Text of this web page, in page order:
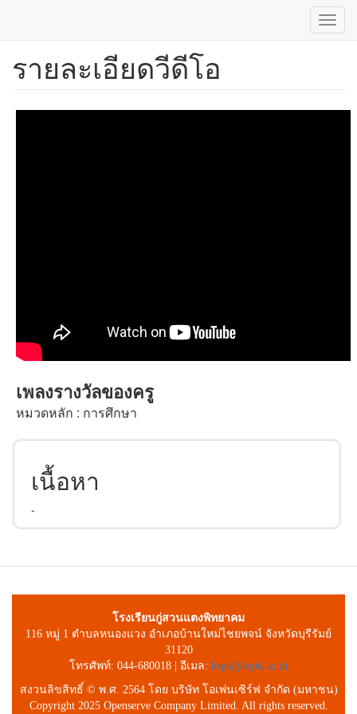
ข้าม
เนื้อหา
รายละเอียดวีดีโอ
เพลงรางวัลของครู
หมวดหลัก : การศึกษา
เนื้อหา
-
โรงเรียนกู่สวนแตงพิทยาคม
116 หมู่ 1 ตำบลหนองแวง อำเภอบ้านใหม่ไชยพจน์ จังหวัดบุรีรัมย์
31120
โทรศัพท์: 044-680018 | อีเมล: kspk@kspk.ac.th
สงวนลิขสิทธิ์ © พ.ศ. 2564 โดย บริษัท โอเพ่นเซิร์ฟ จำกัด (มหาชน)
Copyright 2025 Openserve Company Limited. All rights reserved.